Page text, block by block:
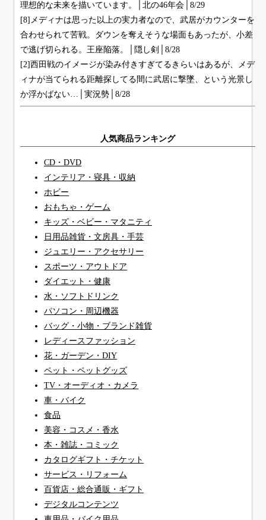
理想的な未来を描いています。│北の46年会│8/29
[8]メディナは思った以上の実力者なので、武居がカウンターを
合わせられて苦戦。ダウンを奪えそうな場面もあったが、小差
で逃げ切られる。王座陥落。│隠し剣│8/28
[2]西田戦のイメージが染み付きすぎてるきらいはあるが、メデ
ィナが当てられる距離探してる間に武居に撃墜、という光景し
か浮かばない…│実況勢│8/28
人気商品ランキング
CD・DVD
インテリア・寝具・収納
ホビー
おもちゃ・ゲーム
キッズ・ベビー・マタニティ
日用品雑貨・文房具・手芸
ジュエリー・アクセサリー
スポーツ・アウトドア
ダイエット・健康
水・ソフトドリンク
パソコン・周辺機器
バッグ・小物・ブランド雑貨
レディースファッション
花・ガーデン・DIY
ペット・ペットグッズ
TV・オーディオ・カメラ
車・バイク
食品
美容・コスメ・香水
本・雑誌・コミック
カタログギフト・チケット
サービス・リフォーム
百貨店・総合通販・ギフト
デジタルコンテンツ